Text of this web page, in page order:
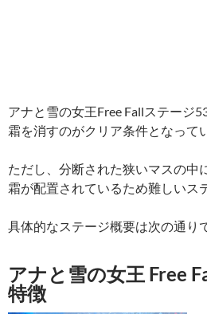
アナと雪の女王Free Fallステージ
霜を消すのがクリア条件となって
ただし、分断された狭いマスの中
霜が配置されているため難しいス
具体的なステージ概要は次の通り
アナと雪の女王 Free
特徴